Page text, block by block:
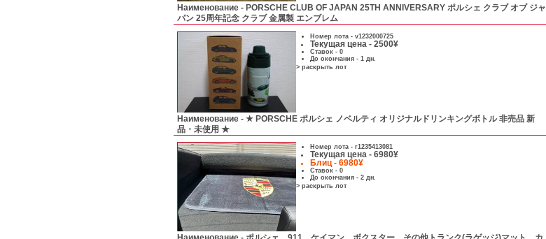
Наименование - PORSCHE CLUB OF JAPAN 25TH ANNIVERSARY ポルシェ クラブ オブ ジャ
パン 25周年記念 クラブ 金属製 エンブレム
Номер лота - v1232000725
Текущая цена - 2500¥
Ставок - 0
До окончания - 1 дн.
> раскрыть лот
Наименование - ★ PORSCHE ポルシェ ノベルティ オリジナルドリンキングボトル 非売品 新
品・未使用 ★
Номер лота - r1235413081
Текущая цена - 6980¥
Блиц - 6980¥
Ставок - 0
До окончания - 2 дн.
> раскрыть лот